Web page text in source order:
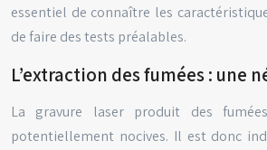
essentiel de connaître les
de faire des tests préalables.
L’extraction des fumées : une
La gravure laser produit des
potentiellement nocives. Il est donc